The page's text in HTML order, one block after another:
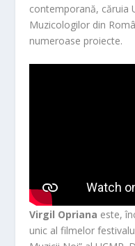
contemporană, căruia
Muzicologilor din
numeroase proiecte.
Virgil Opriana este,
unic al filmelor